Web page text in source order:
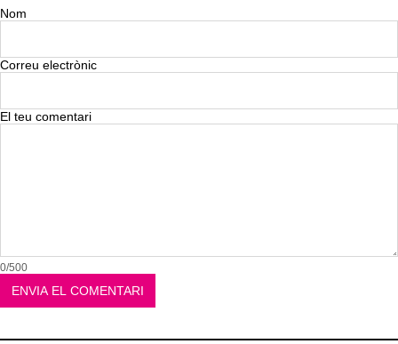
Nom
Correu electrònic
El teu comentari
0/500